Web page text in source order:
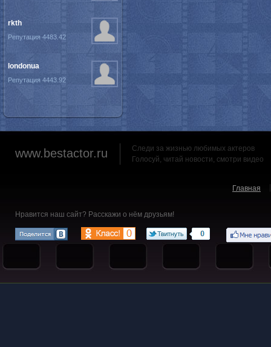
rkth
Репутация 4483.42
londonua
Репутация 4443.92
www.bestactor.ru
Следи за жизнью любимых актеров
Голосуй, читай новости, смотри видео
Главная
Нравится наш сайт? Расскажи о нём друзьям!